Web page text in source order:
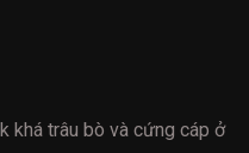
khá trâu bò và cứng cáp ở